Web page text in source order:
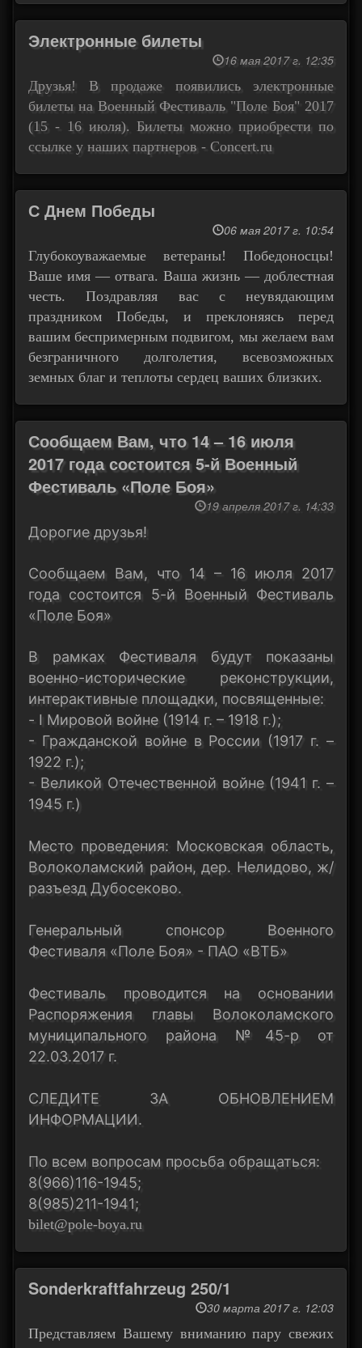
Электронные билеты
16 мая 2017 г. 12:35
Друзья! В продаже появились электронные
билеты на Военный Фестиваль "Поле Боя" 2017
(15 - 16 июля). Билеты можно приобрести по
ссылке у наших партнеров - Concert.ru
С Днем Победы
06 мая 2017 г. 10:54
Глубокоуважаемые ветераны! Победоносцы!
Ваше имя — отвага. Ваша жизнь — доблестная
честь. Поздравляя вас с неувядающим
праздником Победы, и преклоняясь перед
вашим беспримерным подвигом, мы желаем вам
безграничного долголетия, всевозможных
земных благ и теплоты сердец ваших близких.
Сообщаем Вам, что 14 – 16 июля
2017 года состоится 5-й Военный
Фестиваль «Поле Боя»
19 апреля 2017 г. 14:33
Дорогие друзья!
Сообщаем Вам, что 14 – 16 июля 2017
года состоится 5-й Военный Фестиваль
«Поле Боя»
В рамках Фестиваля будут показаны
военно-исторические реконструкции,
интерактивные площадки, посвященные:
- I Мировой войне (1914 г. – 1918 г.);
- Гражданской войне в России (1917 г. –
1922 г.);
- Великой Отечественной войне (1941 г. –
1945 г.)
Место проведения: Московская область,
Волоколамский район, дер. Нелидово, ж/
разъезд Дубосеково.
Генеральный спонсор Военного
Фестиваля «Поле Боя» - ПАО «ВТБ»
Фестиваль проводится на основании
Распоряжения главы Волоколамского
муниципального района №45-р от
22.03.2017 г.
СЛЕДИТЕ ЗА ОБНОВЛЕНИЕМ
ИНФОРМАЦИИ.
По всем вопросам просьба обращаться:
8(966)116-1945;
8(985)211-1941;
bilet@pole-boya.ru
Sonderkraftfahrzeug 250/1
30 марта 2017 г. 12:03
Представляем Вашему вниманию пару свежих